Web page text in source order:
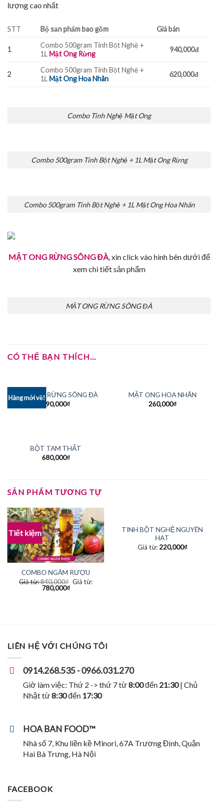
lượng cao nhất
STT Bộ sản phẩm bao gồm Giá bán
1
Combo 500gram Tinh Bột Nghệ +
1LMật Ong Rừng
940,000đ
2
Combo 500gram Tinh Bột Nghệ +
1LMật Ong Hoa Nhãn
620,000đ
Combo Tinh Nghệ Mật Ong
Combo 500gram Tinh Bột Nghệ + 1L Mật Ong Rừng
Combo 500gram Tinh Bột Nghệ + 1L Mật Ong Hoa Nhãn
MẬT ONG RỪNG SÔNG ĐÀ, xin click vào hình bên dưới để
xem chi tiết sản phẩm
MẬT ONG RỪNG SÔNG ĐÀ
CÓ THỂ BẠN THÍCH…
Hàng mới về!
MẬT ONG RỪNG SÔNG ĐÀ
590,000₫
MẬT ONG HOA NHÃN
260,000₫
BỘT TAM THẤT
680,000₫
SẢN PHẨM TƯƠNG TỰ
Tiết kiệm
COMBO NGÂM RƯỢU
Giá từ:840,000₫ Giá từ:
780,000₫
TINH BỘT NGHỆ NGUYÊN
HẠT
Giá từ: 220,000₫
LIÊN HỆ VỚI CHÚNG TÔI
0914.268.535 - 0966.031.270
Giờ làm việc: Thứ 2 -> thứ 7 từ8:00đến 21:30| Chủ
Nhật từ8:30đến 17:30
HOA BAN FOOD™
Nhà số 7, Khu liền kề Minori, 67A Trương Định, Quận
Hai Bà Trưng, Hà Nội
FACEBOOK